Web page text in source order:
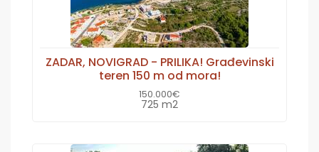
ZADAR, NOVIGRAD - PRILIKA! Građevinski
teren 150 m od mora!
150.000€
725 m2